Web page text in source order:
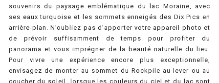
souvenirs du paysage emblématique du lac Moraine, avec
ses eaux turquoise et les sommets enneigés des Dix Pics en
arrière-plan. N’oubliez pas d’apporter votre appareil photo et
de prévoir suffisamment de temps pour profiter du
panorama et vous imprégner de la beauté naturelle du lieu.
Pour vivre une expérience encore plus exceptionnelle,
envisagez de monter au sommet du Rockpile au lever ou au
coucher du soleil, lorsque les couleurs du ciel et du lac sont